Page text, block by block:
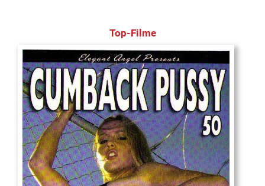
Top-Filme